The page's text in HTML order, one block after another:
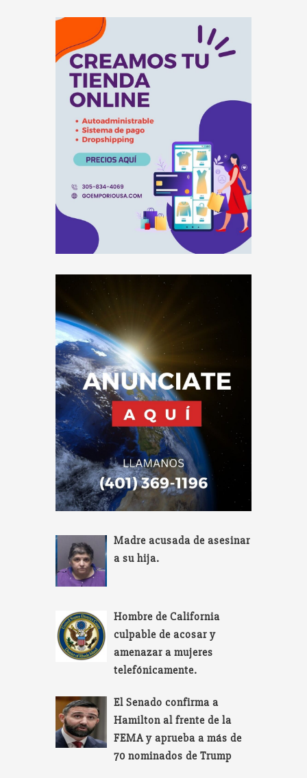
Madre acusada de asesinar
a su hija.
Hombre de California
culpable de acosar y
amenazar a mujeres
telefónicamente.
El Senado confirma a
Hamilton al frente de la
FEMA y aprueba a más de
70 nominados de Trump